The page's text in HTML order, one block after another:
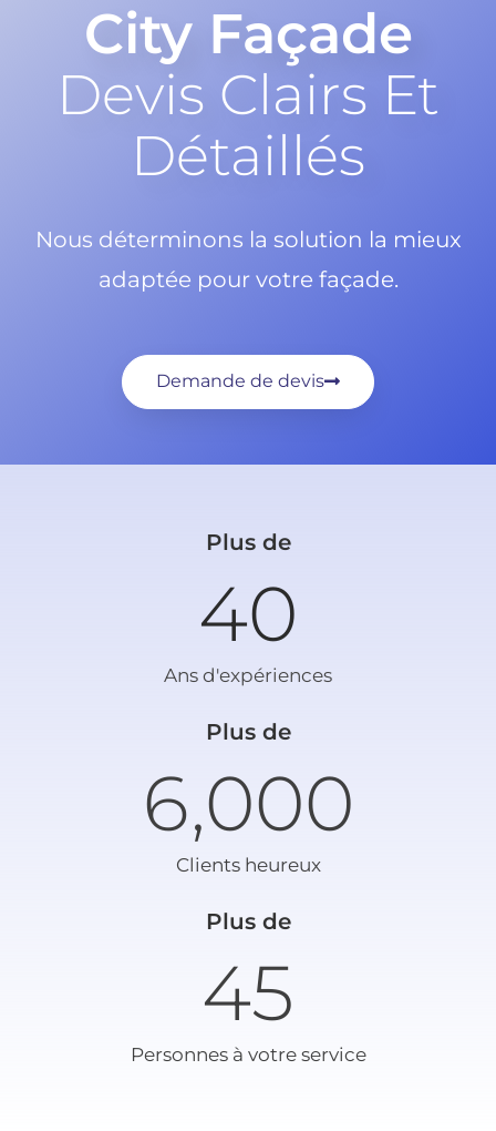
City Façade
Devis Clairs Et
Détaillés
Nous déterminons la solution la mieux
adaptée pour votre façade.
Demande de devis
Plus de
Ans d'expériences
40
Plus de
Clients heureux
6,000
Plus de
Personnes à votre service
45